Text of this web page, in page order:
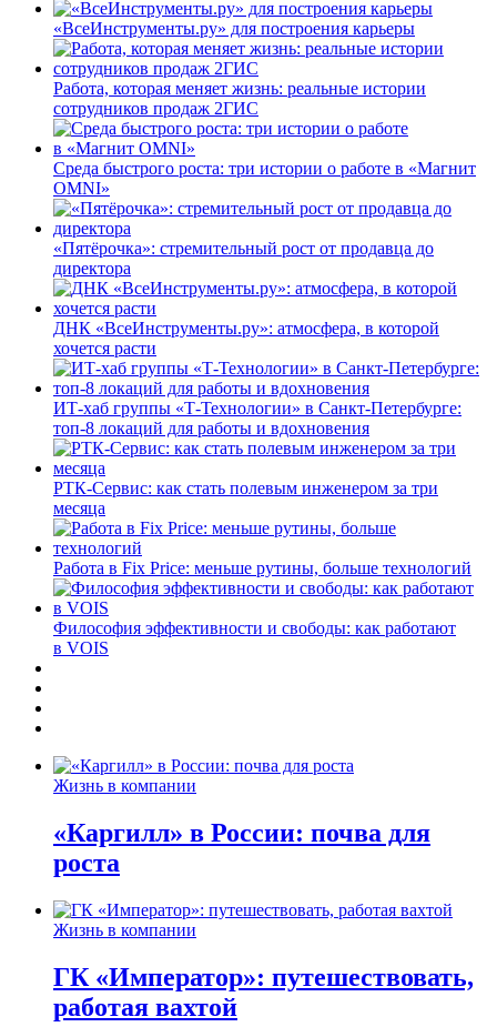
«ВсеИнструменты.ру» для построения карьеры
Работа, которая меняет жизнь: реальные истории
сотрудников продаж 2ГИС
Среда быстрого роста: три истории о работе в «Магнит
OMNI»
«Пятёрочка»: стремительный рост от продавца до
директора
ДНК «ВсеИнструменты.ру»: атмосфера, в которой
хочется расти
ИТ-хаб группы «Т-Технологии» в Санкт-Петербурге:
топ-8 локаций для работы и вдохновения
РТК-Сервис: как стать полевым инженером за три
месяца
Работа в Fix Price: меньше рутины, больше технологий
Философия эффективности и свободы: как работают
в VOIS
Жизнь в компании
«Каргилл» в России: почва для
роста
Жизнь в компании
ГК «Император»: путешествовать,
работая вахтой